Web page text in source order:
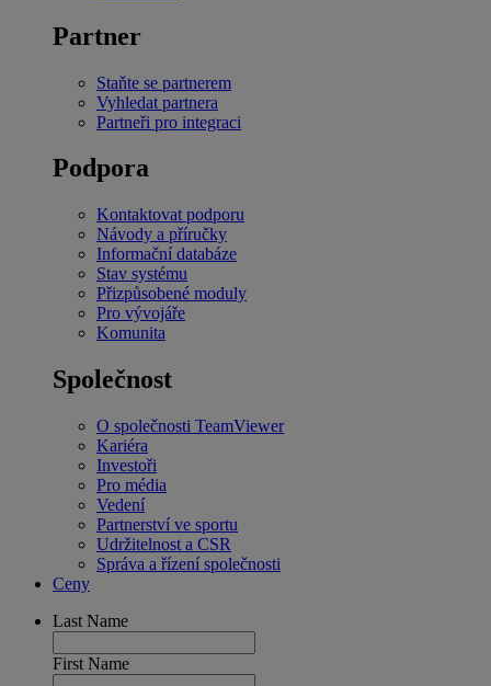
Partner
Staňte se partnerem
Vyhledat partnera
Partneři pro integraci
Podpora
Kontaktovat podporu
Návody a příručky
Informační databáze
Stav systému
Přizpůsobené moduly
Pro vývojáře
Komunita
Společnost
O společnosti TeamViewer
Kariéra
Investoři
Pro média
Vedení
Partnerství ve sportu
Udržitelnost a CSR
Správa a řízení společnosti
Ceny
Last Name
First Name